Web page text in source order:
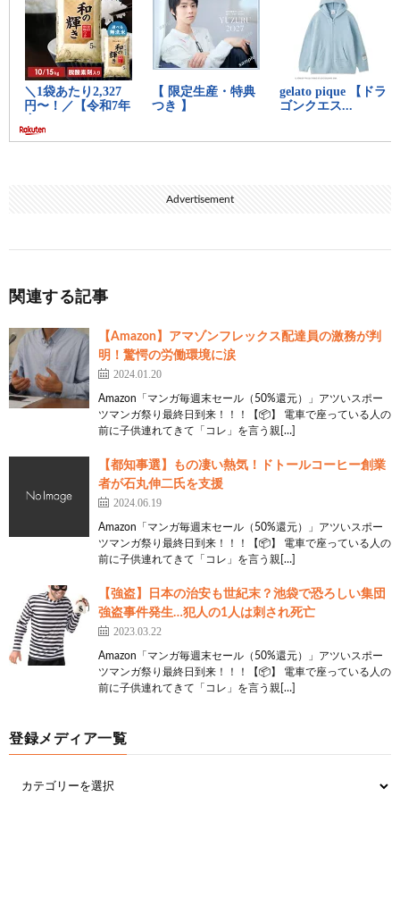
Advertisement
関連する記事
【Amazon】アマゾンフレックス配達員の激務が判
明！驚愕の労働環境に涙
2024.01.20
Amazon「マンガ毎週末セール（50%還元）」アツいスポー
ツマンガ祭り最終日到来！！！【📦】 電車で座っている人の
前に子供連れてきて「コレ」を言う親[…]
【都知事選】もの凄い熱気！ドトールコーヒー創業
者が石丸伸二氏を支援
2024.06.19
Amazon「マンガ毎週末セール（50%還元）」アツいスポー
ツマンガ祭り最終日到来！！！【📦】 電車で座っている人の
前に子供連れてきて「コレ」を言う親[…]
【強盗】日本の治安も世紀末？池袋で恐ろしい集団
強盗事件発生…犯人の1人は刺され死亡
2023.03.22
Amazon「マンガ毎週末セール（50%還元）」アツいスポー
ツマンガ祭り最終日到来！！！【📦】 電車で座っている人の
前に子供連れてきて「コレ」を言う親[…]
登録メディア一覧